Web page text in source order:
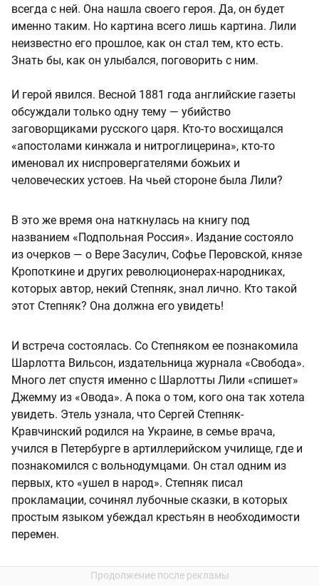
всегда с ней. Она нашла своего героя. Да, он будет
именно таким. Но картина всего лишь картина. Лили
неизвестно его прошлое, как он стал тем, кто есть.
Знать бы, как он улыбался, поговорить с ним.
И герой явился. Весной 1881 года английские газеты
обсуждали только одну тему — убийство
заговорщиками русского царя. Кто-то восхищался
«апостолами кинжала и нитроглицерина», кто-то
именовал их ниспровергателями божьих и
человеческих устоев. На чьей стороне была Лили?
В это же время она наткнулась на книгу под
названием «Подпольная Россия». Издание состояло
из очерков — о Вере Засулич, Софье Перовской, князе
Кропоткине и других революционерах-народниках,
которых автор, некий Степняк, знал лично. Кто такой
этот Степняк? Она должна его увидеть!
И встреча состоялась. Со Степняком ее познакомила
Шарлотта Вильсон, издательница журнала «Свобода».
Много лет спустя именно с Шарлотты Лили «спишет»
Джемму из «Овода». А пока о том, кого она так хотела
увидеть. Этель узнала, что Сергей Степняк-
Кравчинский родился на Украине, в семье врача,
учился в Петербурге в артиллерийском училище, где и
познакомился с вольнодумцами. Он стал одним из
первых, кто «ушел в народ». Степняк писал
прокламации, сочинял лубочные сказки, в которых
простым языком убеждал крестьян в необходимости
перемен.